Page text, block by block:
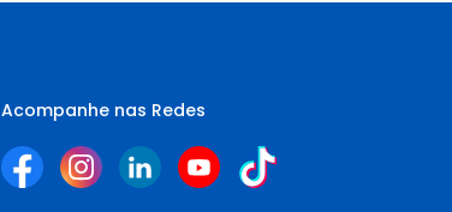
Acompanhe nas Redes